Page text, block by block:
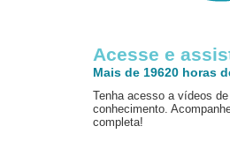
Acesse e
Mais de 19620 horas
Tenha acesso a vídeos
conhecimento.
completa!